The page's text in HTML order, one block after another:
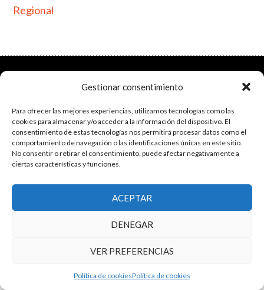
Gestionar consentimiento
Para ofrecer las mejores experiencias, utilizamos tecnologías como las
cookies para almacenar y/o acceder a la información del dispositivo. El
consentimiento de estas tecnologías nos permitirá procesar datos como el
comportamiento de navegación o las identificaciones únicas en este sitio.
No consentir o retirar el consentimiento, puede afectar negativamente a
ciertas características y funciones.
ACEPTAR
DENEGAR
VER PREFERENCIAS
Política de cookiesPolítica de cookies
Regional
del Gobierno de Aragón
Genesis|Login
Cookies|
Política de privacidad de datos
Copyright © 2025 ·Tema para economía públicaenGenesis Framework
·WordPress·Acceder